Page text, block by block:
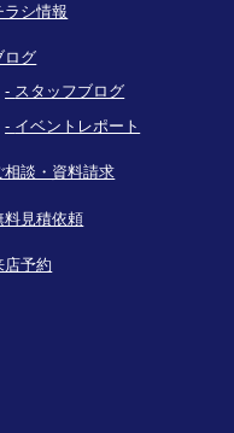
ラシ情報
ログ
スタッフブログ
イベントレポート
相談・資料請求
料見積依頼
店予約